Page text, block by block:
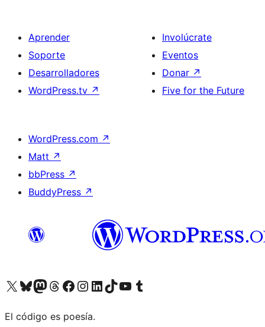
Aprender
Soporte
Desarrolladores
WordPress.tv ↗
Involúcrate
Eventos
Donar ↗
Five for the Future
WordPress.com ↗
Matt ↗
bbPress ↗
BuddyPress ↗
Visita nuestra cuenta de X (anteriormente Twitter)
Visita nuestra cuenta de Bluesky
Visita nuestra cuenta de Mastodon
Visita nuestra cuenta de Threads
Visita nuestra página de Facebook
Visita nuestra cuenta de Instagram
Visita nuestra cuenta de LinkedIn
Visita nuestra cuenta de TikTok
Visita nuestro canal de YouTube
Visita nuestra cuenta de Tumblr
El código es poesía.